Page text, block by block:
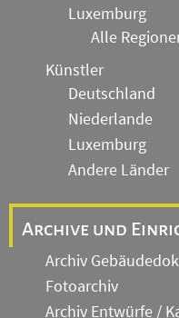
Luxemburg
Alle
Künstler
Deutschland
Niederlande
Luxemburg
Andere Länder
Archive und
Archiv
Fotoarchiv
Archiv Entwürfe /